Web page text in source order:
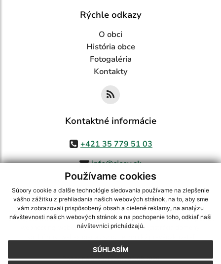
Používame cookies
Súbory cookie a ďalšie technológie sledovania používame na zlepšenie
vášho zážitku z prehliadania našich webových stránok, na to, aby sme
vám zobrazovali prispôsobený obsah a cielené reklamy, na analýzu
návštevnosti našich webových stránok a na pochopenie toho, odkiaľ naši
návštevníci prichádzajú.
SÚHLASÍM
Rýchle odkazy
O obci
História obce
Fotogaléria
Kontakty
Kontaktné informácie
+421 35 779 51 03
info@cicov.sk
využite možnosť získavania aktuálnych informácií s využitím RSS
CMS systém (redakčný) systém ECHELON 2,Mapa stránok,web portál
webex.digital, s.r.o.,domény,registrácia domény
Posledná aktualizácia:03.08.2026